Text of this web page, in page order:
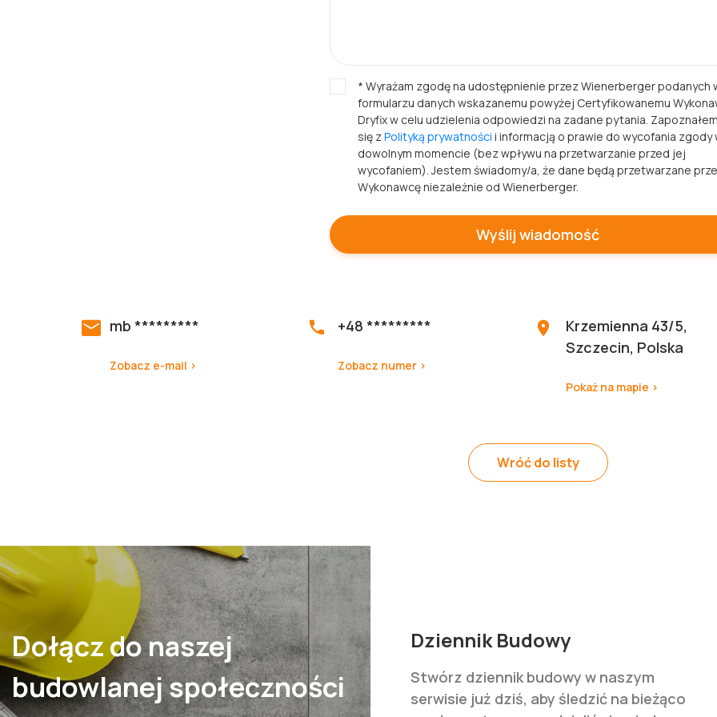
* Wyrażam zgodę na udostępnienie przez Wienerberger podanych
formularzu danych wskazanemu powyżej Certyfikowanemu
Dryfix w celu udzielenia odpowiedzi na zadane pytania.
się zPolityką prywatności i informacją o prawie do wycofania zgody
dowolnym momencie (bez wpływu na przetwarzanie przed jej
wycofaniem). Jestem świadomy/a, że dane będą przetwarzane
Wykonawcę niezależnie od Wienerberger.
mb *********
Zobacz e-mail >
+48 *********
Zobacz numer >
Krzemienna 43/5,
Szczecin, Polska
Pokaż na mapie >
Wróć do listy
Dołącz do naszej
budowlanej społeczności
Dziennik Budowy
Stwórz dziennik budowy w naszym
serwisie już dziś, aby śledzić na bieżąco